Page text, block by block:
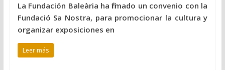
La Fundación Baleària ha firmado un convenio con la
Fundació Sa Nostra, para promocionar la cultura y
organizar exposiciones en
Leer más